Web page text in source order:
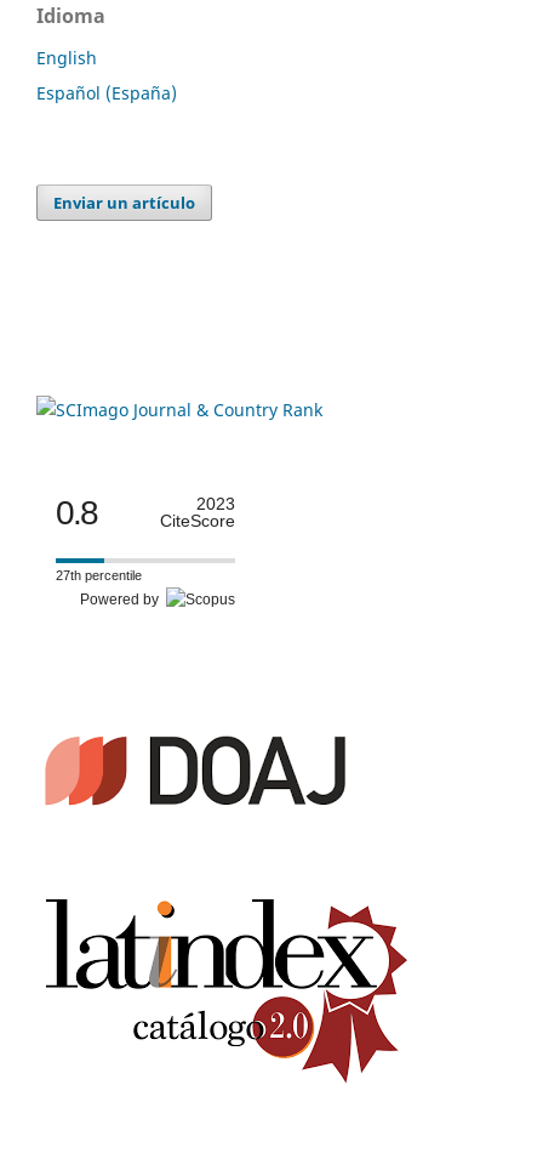
Idioma
English
Español (España)
Enviar un artículo
0.8
2023
CiteScore
27th percentile
Powered by